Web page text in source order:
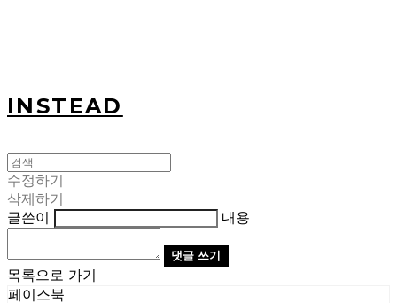
INSTEAD
수정하기
삭제하기
글쓴이
내용
댓글 쓰기
목록으로 가기
페이스북